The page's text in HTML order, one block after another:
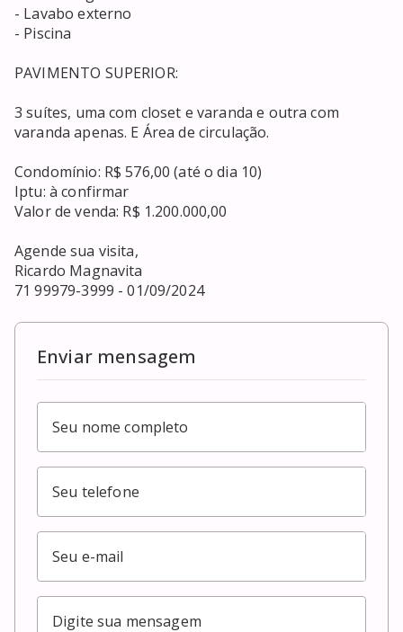
- Lavabo externo
- Piscina
PAVIMENTO SUPERIOR:
3 suítes, uma com closet e varanda e outra com
varanda apenas. E Área de circulação.
Condomínio: R$ 576,00 (até o dia 10)
Iptu: à confirmar
Valor de venda: R$ 1.200.000,00
Agende sua visita,
Ricardo Magnavita
71 99979-3999 - 01/09/2024
Enviar mensagem